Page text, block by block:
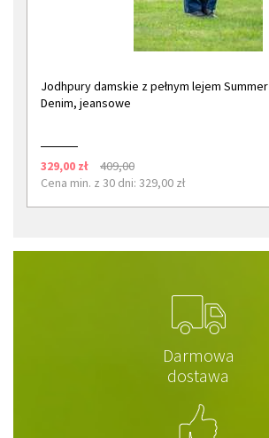
Jodhpury damskie z pełnym lejem Summer
Denim, jeansowe
329,00 zł
409,00
Cena min. z 30 dni: 329,00 zł
Darmowa
dostawa